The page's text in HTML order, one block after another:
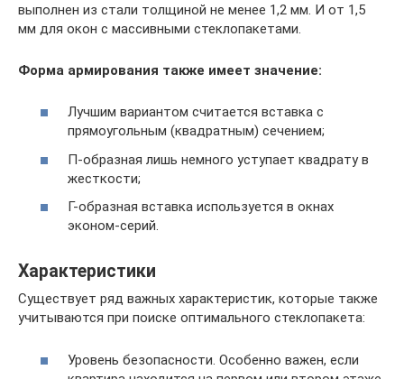
выполнен из стали толщиной не менее 1,2 мм. И от 1,5
мм для окон с массивными стеклопакетами.
Форма армирования также имеет значение:
Лучшим вариантом считается вставка с
прямоугольным (квадратным) сечением;
П-образная лишь немного уступает квадрату в
жесткости;
Г-образная вставка используется в окнах
эконом-серий.
Характеристики
Существует ряд важных характеристик, которые также
учитываются при поиске оптимального стеклопакета:
Уровень безопасности. Особенно важен, если